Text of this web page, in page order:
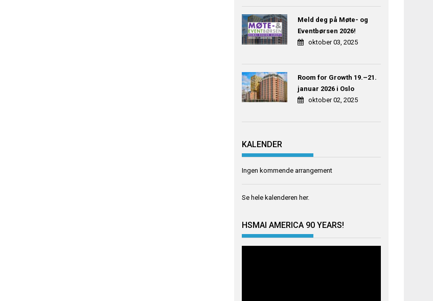
Meld deg på Møte- og
Eventbørsen 2026!
oktober 03, 2025
Room for Growth 19.–21.
januar 2026 i Oslo
oktober 02, 2025
KALENDER
Ingen kommende arrangement
Se hele kalenderen her.
HSMAI AMERICA 90 YEARS!